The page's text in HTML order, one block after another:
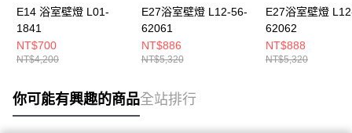
E14 浴室壁燈 L01-
1841
NT$700
NT$4,200
E27浴室壁燈 L12-56-
62061
NT$886
NT$5,320
E27浴室壁燈
62062
NT$888
NT$5,320
你可能有興趣的商品全站排行